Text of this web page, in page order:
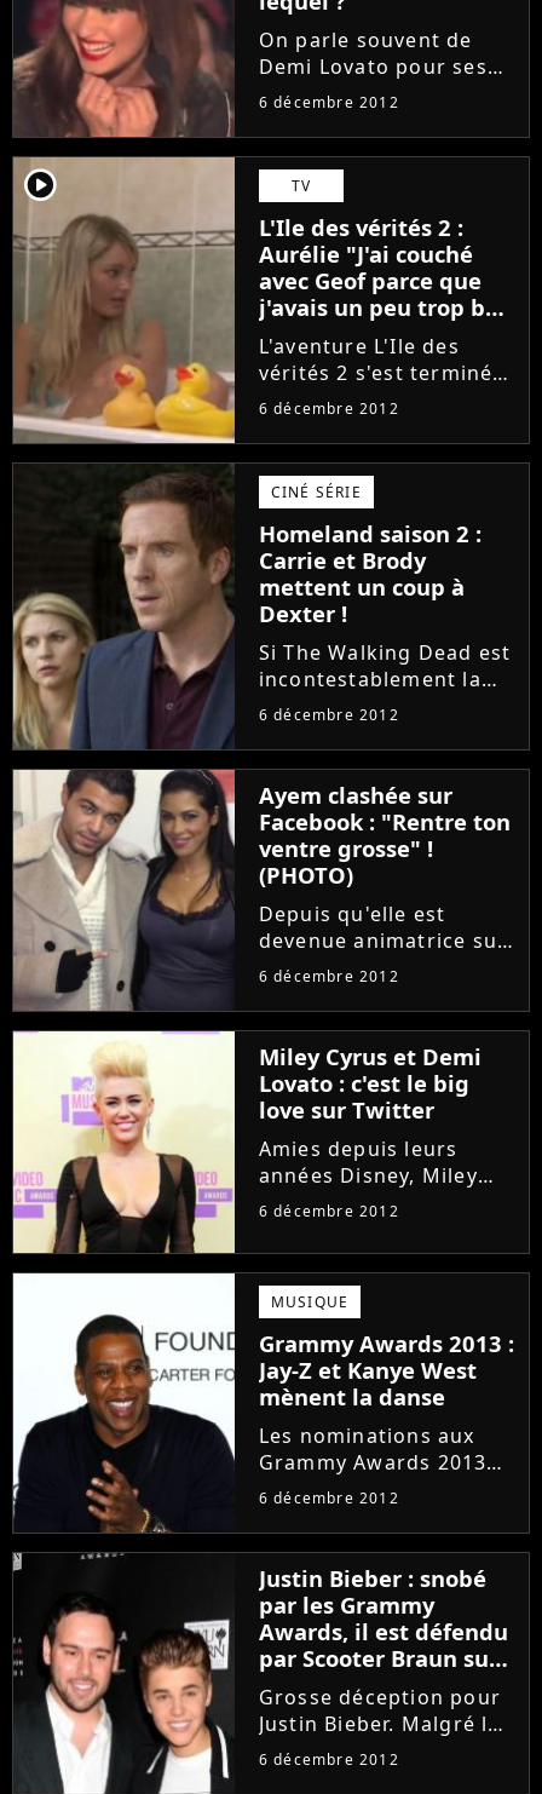
On parle souvent de
Demi Lovato pour ses
histoires de coeur. Si de
ont déjà pointé le bout
de leur nez à ce sujet,
cette fois, il semble que
la chanteuse de Give...
6 décembre 2012
player2 TV
L'Ile des vérités 2 :
Aurélie "J'ai couché
avec Geof parce que
j'avais un peu trop bu"
(VIDEO)
L'aventure L'Ile des
vérités 2 s'est terminée
ce lundi 3 décembre,
candidats de la télé-
réalité font toujours
autant le buzz. C'est
surtout Aurélie qui
continue...
6 décembre 2012
CINÉ SÉRIE
Homeland saison 2 :
Carrie et Brody
mettent un coup à
Dexter !
Si The Walking Dead est
incontestablement la
Reine des audiences sur
nouveau carton le week
end dernier, la saison 2
d'Homeland fait elle
aussi forte
impression....
6 décembre 2012
Ayem clashée sur
Facebook : "Rentre ton
ventre grosse" !
(PHOTO)
Depuis qu'elle est
devenue animatrice sur
NRJ 12, Ayem provoque
Ainsi, dès que ses
haters peuvent la
critiquer, ils n'hésitent
pas. Cette fois, la
brune...
6 décembre 2012
Miley Cyrus et Demi
Lovato : c'est le big
love sur Twitter
Amies depuis leurs
années Disney, Miley
Cyrus et Demi Lovato
Ce mercredi 5
décembre, la fiancée de
Liam Hemsworth et la
star de Give Your Heart
A Break ont d'ailleurs...
6 décembre 2012
MUSIQUE
Grammy Awards 2013 :
Jay-Z et Kanye West
mènent la danse
Les nominations aux
Grammy Awards 2013
ont en fin été
mercredi 5 novembre à
Nashville, Taylor Swift
et LL Cool J ont en effet
dévoilé quelques
artistes étaient en lice...
6 décembre 2012
Justin Bieber : snobé
par les Grammy
Awards, il est défendu
par Scooter Braun sur
Twitter
Grosse déception pour
Justin Bieber. Malgré les
bonnes critiques de son
6 décembre 2012